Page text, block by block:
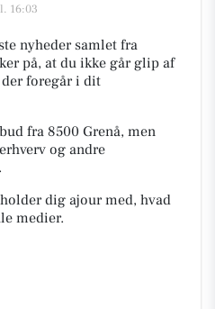
16:03
nyheder samlet fra
på, at du ikke går glip af
foregår i dit
fra 8500 Grenå, men
og andre
dig ajour med, hvad
medier.